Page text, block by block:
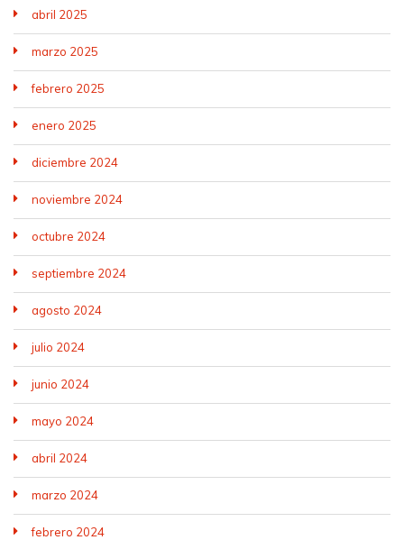
abril 2025
marzo 2025
febrero 2025
enero 2025
diciembre 2024
noviembre 2024
octubre 2024
septiembre 2024
agosto 2024
julio 2024
junio 2024
mayo 2024
abril 2024
marzo 2024
febrero 2024